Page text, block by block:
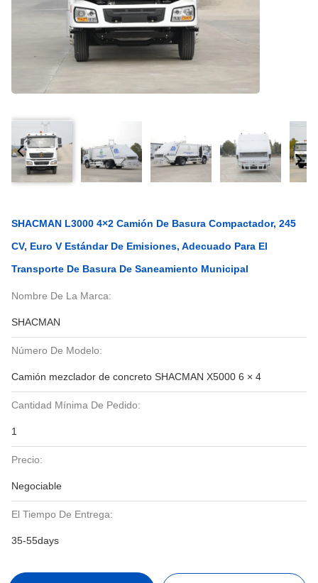
SHACMAN L3000 4×2 Camión De Basura Compactador, 245
CV, Euro V Estándar De Emisiones, Adecuado Para El
Transporte De Basura De Saneamiento Municipal
Nombre De La Marca:
SHACMAN
Número De Modelo:
Camión mezclador de concreto SHACMAN X5000 6 × 4
Cantidad Mínima De Pedido:
1
Precio:
Negociable
El Tiempo De Entrega:
35-55days